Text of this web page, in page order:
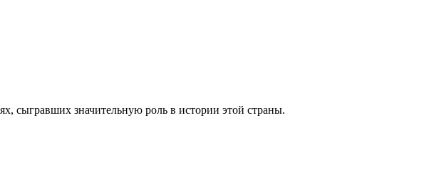
сыгравших значительную роль в истории этой страны.